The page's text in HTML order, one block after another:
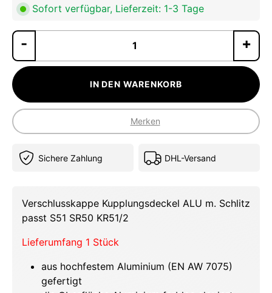
Sofort verfügbar, Lieferzeit: 1-3 Tage
IN DEN WARENKORB
Merken
Sichere Zahlung DHL-Versand
Verschlusskappe Kupplungsdeckel ALU m. Schlitz
passt S51 SR50 KR51/2
Lieferumfang 1 Stück
aus hochfestem Aluminium (EN AW 7075)
gefertigt